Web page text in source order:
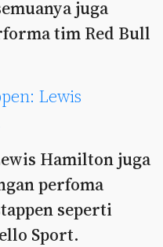
juga
tim Red Bull
Lewis
Hamilton juga
perfoma
seperti
Sport.